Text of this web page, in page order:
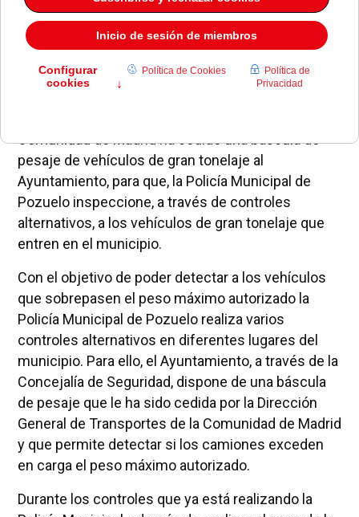
Comunidad de Madrid ha cedido una báscula de
pesaje de vehículos de gran tonelaje al
Ayuntamiento, para que, la Policía Municipal de
Pozuelo inspeccione, a través de controles
alternativos, a los vehículos de gran tonelaje que
entren en el municipio.
Con el objetivo de poder detectar a los vehículos
que sobrepasen el peso máximo autorizado la
Policía Municipal de Pozuelo realiza varios
controles alternativos en diferentes lugares del
municipio. Para ello, el Ayuntamiento, a través de la
Concejalía de Seguridad, dispone de una báscula
de pesaje que le ha sido cedida por la Dirección
General de Transportes de la Comunidad de Madrid
y que permite detectar si los camiones exceden
en carga el peso máximo autorizado.
Durante los controles que ya está realizando la